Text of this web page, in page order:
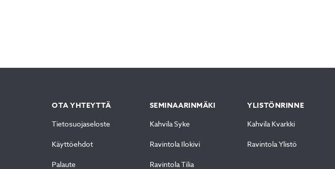
OTA YHTEYTTÄ
Tietosuojaseloste
Käyttöehdot
Palaute
SEMINAARINMÄKI
Kahvila Syke
Ravintola Ilokivi
Ravintola Tilia
YLISTÖNRINNE
Kahvila Kvarkki
Ravintola Ylistö